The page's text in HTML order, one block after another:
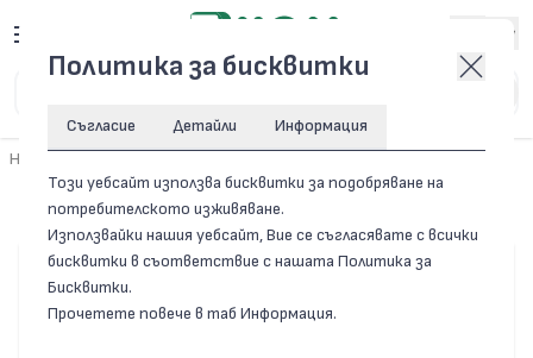
Начало
Перални
Политика за бисквитки
Съгласие Детайли Информация
Този уебсайт използва бисквитки за подобряване на
потребителското изживяване.
Използвайки нашия уебсайт, Вие се съгласявате с всички
бисквитки в съответствие с нашата Политика за
Бисквитки.
Прочетете повече в таб Информация.